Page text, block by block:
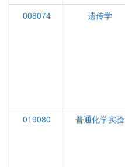
008074
遗传学
019080
普通化学实验